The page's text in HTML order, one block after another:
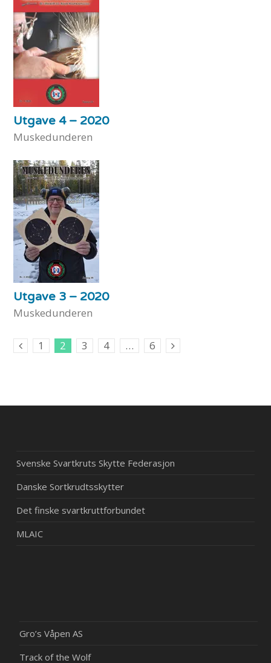
Utgave 4 – 2020
Muskedunderen
Utgave 3 – 2020
Muskedunderen
1 2 3 4 …
6
Svenske Svartkruts Skytte Federasjon
Danske Sortkrudtsskytter
Det finske svartkruttforbundet
MLAIC
Gro’s Våpen AS
Track of the Wolf